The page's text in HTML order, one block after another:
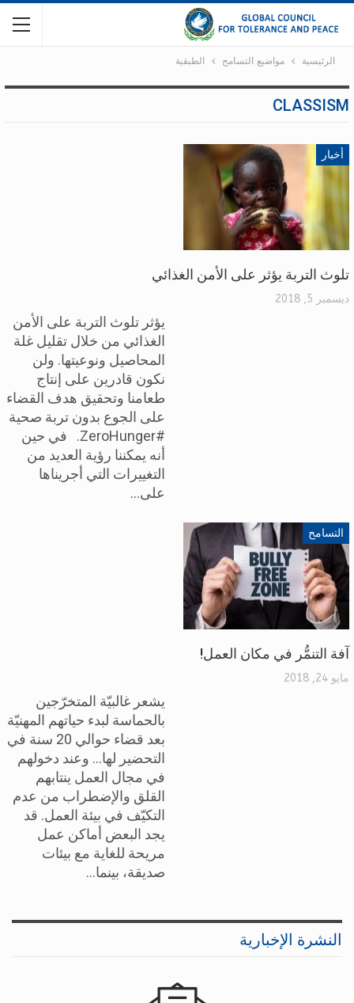
الرئيسية مواضيع التسامح الطبقية
CLASSISM
أخبار
تلوث التربة يؤثر على الأمن الغذائي
ديسمبر 5, 2018
يؤثر تلوث التربة على الأمن
الغذائي من خلال تقليل غلة
المحاصيل ونوعيتها. ولن
نكون قادرين على إنتاج
طعامنا وتحقيق هدف القضاء
على الجوع بدون تربة صحية
#ZeroHunger. في حين
أنه يمكننا رؤية العديد من
التغييرات التي أجريناها
على…
التسامح
آفة التنمُّر في مكان العمل!
مايو 24, 2018
يشعر غالبيّة المتخرّجين
بالحماسة لبدء حياتهم المهنيّة
بعد قضاء حوالي 20 سنة في
التحضير لها... وعند دخولهم
في مجال العمل ينتابهم
القلق والإضطراب من عدم
التكيّف في بيئة العمل. قد
يجد البعض أماكن عمل
مريحة للغاية مع بيئات
صديقة، بينما…
النشرة الإخبارية